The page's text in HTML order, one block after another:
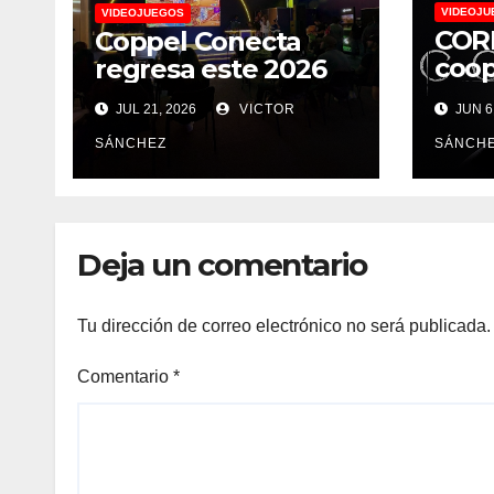
VIDEOJUEGOS
Coppel Conecta
regresa este 2026
JUL 21, 2026 VICTOR
SÁNCHEZ
de
JUN
Deja un comentario
Tu dirección de correo electrónico no será publicada.
Comentario *